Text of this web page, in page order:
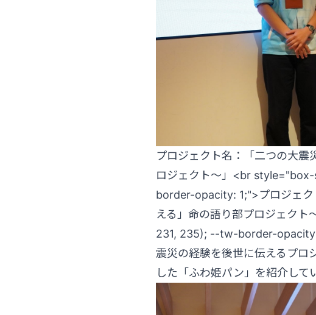
プロジェクト名：「二つの大震
ロジェクト～」<br
border-opacity: 1;">プロジェク
える」命の語り部プロジェク
231, 235); --tw-border-
震災の経験を後世に伝えるプロ
した「ふわ姫パン」を紹介して